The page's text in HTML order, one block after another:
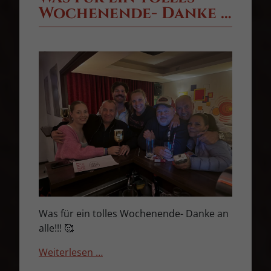
Wochenende- Danke …
Was für ein tolles Wochenende- Danke an
alle!!! 🥰
Weiterlesen …